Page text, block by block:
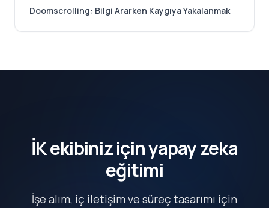
Doomscrolling: Bilgi Ararken Kaygıya Yakalanmak
İK ekibiniz için yapay zeka
eğitimi
İşe alım, iç iletişim ve süreç tasarımı için